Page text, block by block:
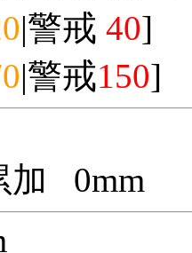
|警戒 40]
|警戒150]
加 0mm